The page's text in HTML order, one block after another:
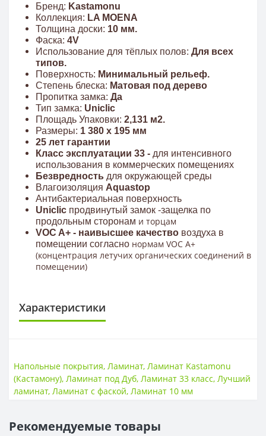
Бренд: Kastamonu
Коллекция: LA MOENA
Толщина доски: 10 мм.
Фаска: 4V
Использование для тёплых полов: Для всех
типов.
Поверхность: Минимальный рельеф.
Степень блеска: Матовая под дерево
Пропитка замка: Да
Тип замка: Uniclic
Площадь Упаковки: 2,131 м2.
Размеры: 1 380 x 195 мм
25 лет гарантии
Класс эксплуатации 33 - для интенсивного
использования в коммерческих помещениях
Безвредность для окружающей среды
Влагоизоляция Aquastop
Антибактериальная поверхность
Uniclic продвинутый замок -защелка по
продольным сторонам и торцам
VOC A+ - наивысшее качество воздуха в
помещении согласно нормам VOC A+
(концентрация летучих органических соединений в
помещении)
Характеристики
Класс износостойкости 33 класс
НАЛИЧИЕ ФАСКИ
ПОВЕРХНОСТЬ
Напольные покрытия, Ламинат, Ламинат Kastamonu
(Кастамону), Ламинат под Дуб, Ламинат 33 класс, Лучший
ламинат, Ламинат с фаской, Ламинат 10 мм
Рекомендуемые товары